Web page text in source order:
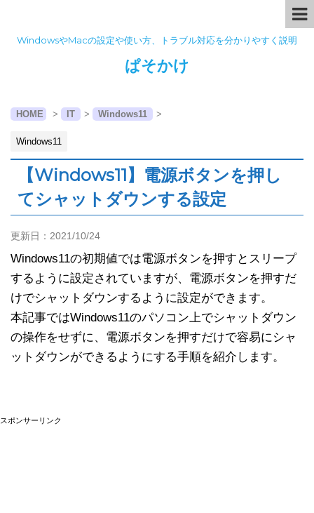
WindowsやMacの設定や使い方、トラブル対応を分かりやすく説明
ぱそかけ
HOME > IT > Windows11 >
Windows11
【Windows11】電源ボタンを押し
てシャットダウンする設定
更新日： 2021/10/24
Windows11の初期値では電源ボタンを押すとスリープ
するように設定されていますが、電源ボタンを押すだ
けでシャットダウンするように設定ができます。
本記事ではWindows11のパソコン上でシャットダウン
の操作をせずに、電源ボタンを押すだけで容易にシャ
ットダウンができるようにする手順を紹介します。
スポンサーリンク